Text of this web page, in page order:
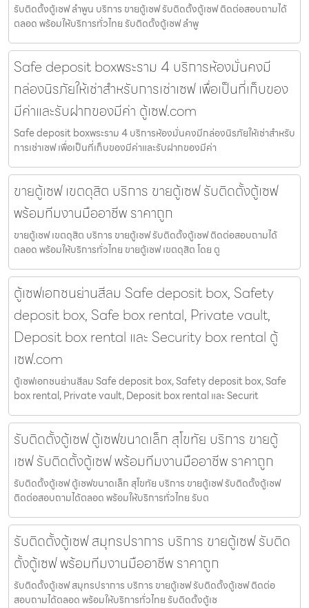
รับติดตั้งตู้เซฟ ลำพูน บริการ ขายตู้เซฟ รับติดตั้งตู้เซฟ ติดต่อสอบถามได้
ตลอด พร้อมให้บริการทั่วไทย รับติดตั้งตู้เซฟ ลำพู
Safe deposit boxพระราม 4 บริการห้องมั่นคงมี
กล่องนิรภัยให้เช่าสำหรับการเช่าเซฟ เพื่อเป็นที่เก็บของ
มีค่าและรับฝากของมีค่า ตู้เซฟ.com
Safe deposit boxพระราม 4 บริการห้องมั่นคงมีกล่องนิรภัยให้เช่าสำหรับ
การเช่าเซฟ เพื่อเป็นที่เก็บของมีค่าและรับฝากของมีค่า
ขายตู้เซฟ เขตดุสิต บริการ ขายตู้เซฟ รับติดตั้งตู้เซฟ
พร้อมทีมงานมืออาชีพ ราคาถูก
ขายตู้เซฟ เขตดุสิต บริการ ขายตู้เซฟ รับติดตั้งตู้เซฟ ติดต่อสอบถามได้
ตลอด พร้อมให้บริการทั่วไทย ขายตู้เซฟ เขตดุสิต โดย ตู
ตู้เซฟเอกชนย่านสีลม Safe deposit box, Safety
deposit box, Safe box rental, Private vault,
Deposit box rental และ Security box rental ตู้
เซฟ.com
ตู้เซฟเอกชนย่านสีลม Safe deposit box, Safety deposit box, Safe
box rental, Private vault, Deposit box rental และ Securit
รับติดตั้งตู้เซฟ ตู้เซฟขนาดเล็ก สุโขทัย บริการ ขายตู้
เซฟ รับติดตั้งตู้เซฟ พร้อมทีมงานมืออาชีพ ราคาถูก
รับติดตั้งตู้เซฟ ตู้เซฟขนาดเล็ก สุโขทัย บริการ ขายตู้เซฟ รับติดตั้งตู้เซฟ
ติดต่อสอบถามได้ตลอด พร้อมให้บริการทั่วไทย รับต
รับติดตั้งตู้เซฟ สมุทรปราการ บริการ ขายตู้เซฟ รับติด
ตั้งตู้เซฟ พร้อมทีมงานมืออาชีพ ราคาถูก
รับติดตั้งตู้เซฟ สมุทรปราการ บริการ ขายตู้เซฟ รับติดตั้งตู้เซฟ ติดต่อ
สอบถามได้ตลอด พร้อมให้บริการทั่วไทย รับติดตั้งตู้เซ